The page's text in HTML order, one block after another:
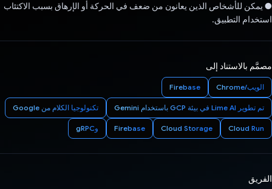
● يمكن للأشخاص الذين يعانون من ضعف في الحركة أو الإرهاق بسبب الاكتئاب
استخدام التطبيق.
مصمَّم بالاستناد إلى
الويب/Chrome Firebase
تم تطوير Lime AI في بيئة GCP باستخدام Gemini تكنولوجيا الكلام من Google
Cloud Run
Cloud Storage
Firebase وgRPC
الفريق